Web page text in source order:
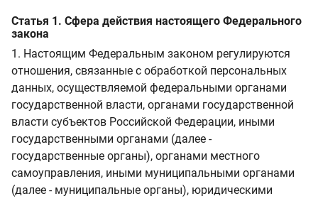
Статья 1. Сфера действия настоящего Федерального
закона
1. Настоящим Федеральным законом регулируются
отношения, связанные с обработкой персональных
данных, осуществляемой федеральными органами
государственной власти, органами государственной
власти субъектов Российской Федерации, иными
государственными органами (далее -
государственные органы), органами местного
самоуправления, иными муниципальными органами
(далее - муниципальные органы), юридическими